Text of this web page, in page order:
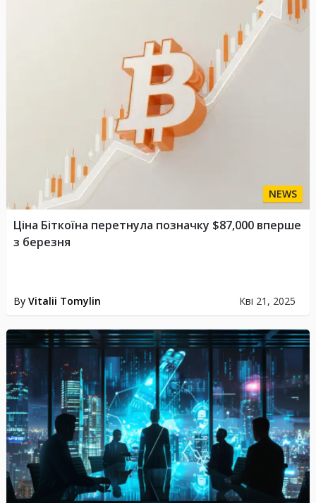
NEWS
By Vitalii Tomylin Кві 21, 2025
Ціна Біткоїна перетнула позначку $87,000 вперше
з березня